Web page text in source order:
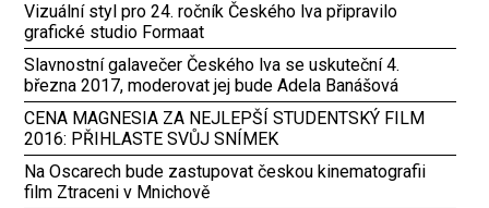
Vizuální styl pro 24. ročník Českého lva připravilo
grafické studio Formaat
Slavnostní galavečer Českého lva se uskuteční 4.
března 2017, moderovat jej bude Adela Banášová
CENA MAGNESIA ZA NEJLEPŠÍ STUDENTSKÝ FILM
2016: PŘIHLASTE SVŮJ SNÍMEK
Na Oscarech bude zastupovat českou kinematografii
film Ztraceni v Mnichově